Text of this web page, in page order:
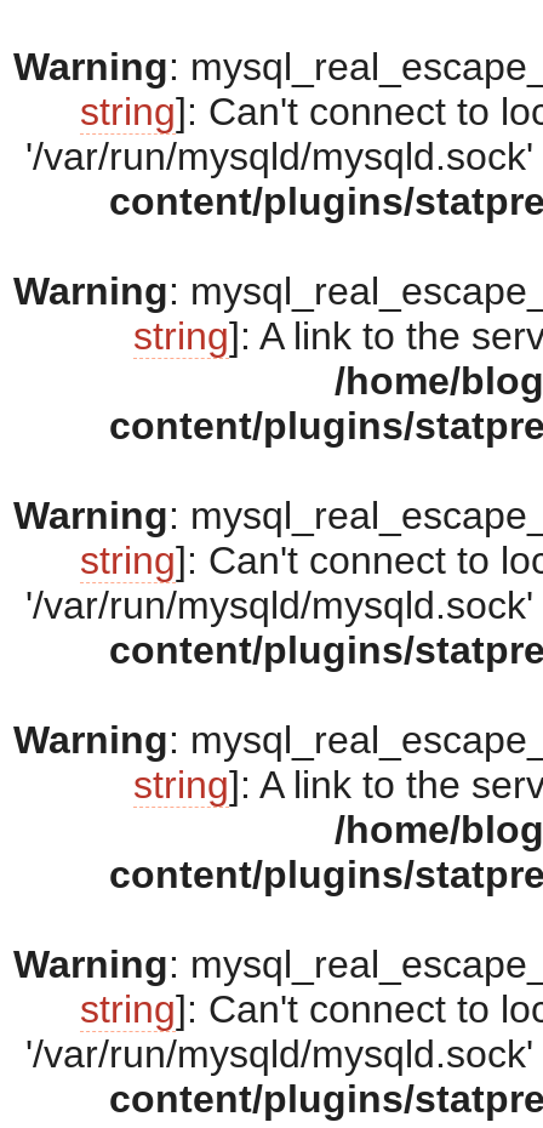
Warning:
string]: Can't connect to
'/var/run/mysqld/
content/plugins/
Warning:
string]: A link to the
/home/
content/plugins/
Warning:
string]: Can't connect to
'/var/run/mysqld/
content/plugins/
Warning:
string]: A link to the
/home/
content/plugins/
Warning:
string]: Can't connect to
'/var/run/mysqld/
content/plugins/